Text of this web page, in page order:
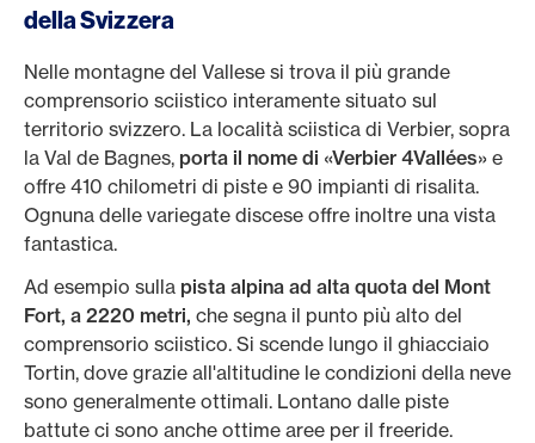
della Svizzera
Nelle montagne del Vallese si trova il più grande
comprensorio sciistico interamente situato sul
territorio svizzero. La località sciistica di Verbier, sopra
la Val de Bagnes, porta il nome di «Verbier 4Vallées» e
offre 410 chilometri di piste e 90 impianti di risalita.
Ognuna delle variegate discese offre inoltre una vista
fantastica.
Ad esempio sulla pista alpina ad alta quota del Mont
Fort, a 2220 metri, che segna il punto più alto del
comprensorio sciistico. Si scende lungo il ghiacciaio
Tortin, dove grazie all'altitudine le condizioni della neve
sono generalmente ottimali. Lontano dalle piste
battute ci sono anche ottime aree per il freeride.